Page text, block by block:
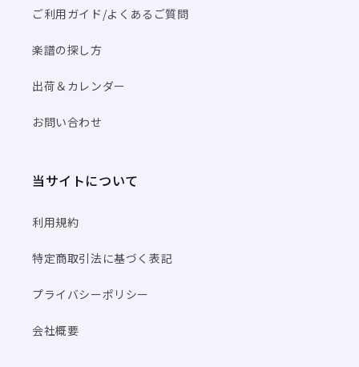
ご利用ガイド/よくあるご質問
楽譜の探し方
出荷＆カレンダー
お問い合わせ
当サイトについて
利用規約
特定商取引法に基づく表記
プライバシーポリシー
会社概要